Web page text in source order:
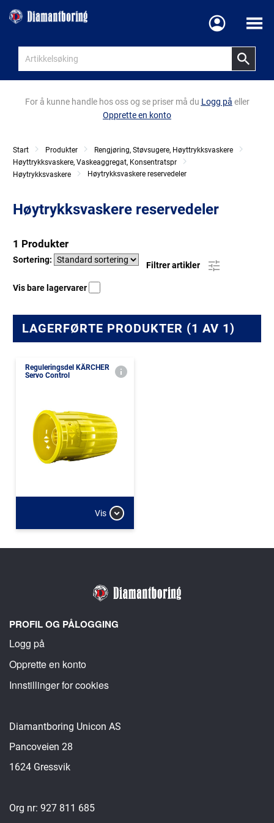
Meny
For å kunne handle hos oss og se priser må du Logg på eller
Opprette en konto
Start Produkter
Rengjøring, Støvsugere, Høyttrykksvaskere
Høyttrykksvaskere, Vaskeaggregat, Konsentratspr
Høytrykksvaskere
Høytrykksvaskere reservedeler
Høytrykksvaskere reservedeler
1 Produkter
Sortering:
Filtrer artikler
Vis bare lagervarer
LAGERFØRTE PRODUKTER (1 AV 1)
Reguleringsdel KÄRCHER
Servo Control
Vis
PROFIL OG PÅLOGGING
Logg på
Opprette en konto
Innstillinger for cookies
Diamantboring Unicon AS
Pancoveien 28
1624 Gressvik
Org nr: 927 811 685